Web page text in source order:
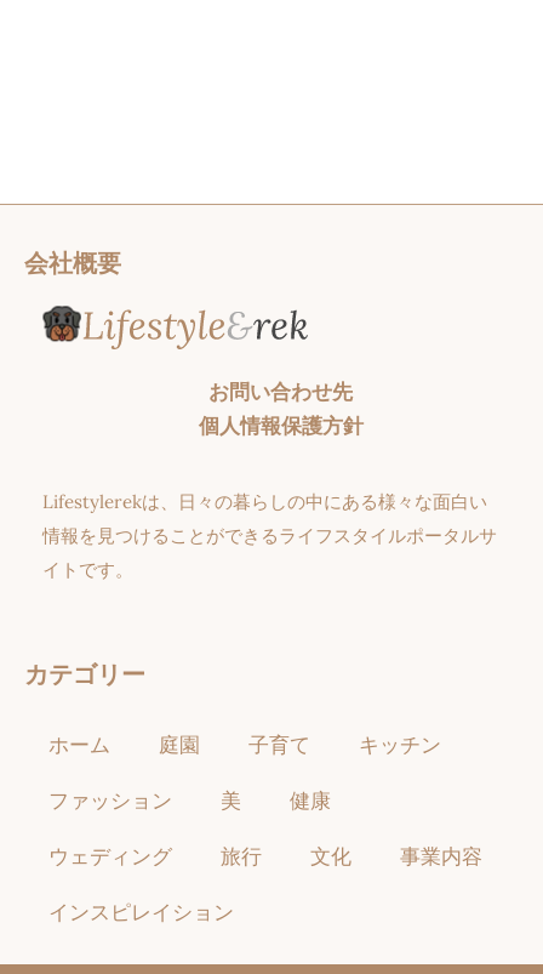
会社概要
お問い合わせ先
個人情報保護方針
Lifestylerekは、日々の暮らしの中にある様々な面白い
情報を見つけることができるライフスタイルポータルサ
イトです。
カテゴリー
ホーム 庭園 子育て キッチン
ファッション 美 健康
ウェディング 旅行 文化 事業内容
インスピレイション